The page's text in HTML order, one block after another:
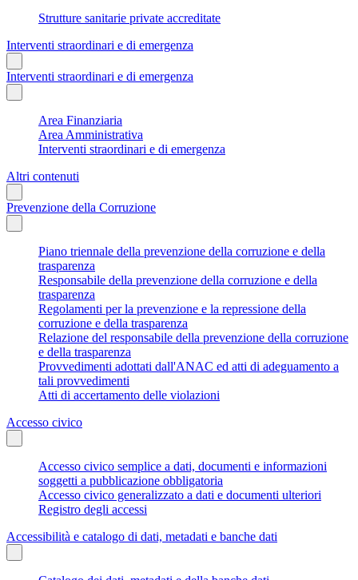
Strutture sanitarie private accreditate
Interventi straordinari e di emergenza
Interventi straordinari e di emergenza
Area Finanziaria
Area Amministrativa
Interventi straordinari e di emergenza
Altri contenuti
Prevenzione della Corruzione
Piano triennale della prevenzione della corruzione e della
trasparenza
Responsabile della prevenzione della corruzione e della
trasparenza
Regolamenti per la prevenzione e la repressione della
corruzione e della trasparenza
Relazione del responsabile della prevenzione della corruzione
e della trasparenza
Provvedimenti adottati dall'ANAC ed atti di adeguamento a
tali provvedimenti
Atti di accertamento delle violazioni
Accesso civico
Accesso civico semplice a dati, documenti e informazioni
soggetti a pubblicazione obbligatoria
Accesso civico generalizzato a dati e documenti ulteriori
Registro degli accessi
Accessibilità e catalogo di dati, metadati e banche dati